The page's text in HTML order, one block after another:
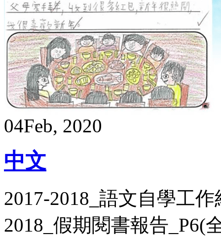
04Feb, 2020
中文
2017-2018_語文自學工
2018_假期閱書報告_P6(